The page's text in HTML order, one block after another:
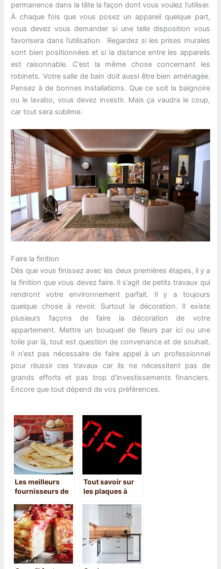
permanence dans la tête la façon dont vous voulez l’utiliser.
À chaque fois que vous posez un appareil quelque part,
vous devez vous demander si une telle disposition vous
favorisera dans l’utilisation. Regardez si les prises murales
sont bien positionnées et si la distance entre les appareils
est raisonnable. C’est la même chose concernant les
robinets. Votre salle de bain doit aussi être bien aménagée.
Pensez à de bonnes installations. Que ce soit la baignoire
ou le lavabo, vous devez investir. Mais ça vaudra le coup,
car tout sera sublime.
Faire la finition
Dès que vous finissez avec les deux premières étapes, il y a
la finition que vous devez faire. Il s’agit de petits travaux qui
rendront votre environnement parfait. Il y a toujours
quelque chose à revoir. Surtout la décoration. Il existe
plusieurs façons de faire la décoration de votre
appartement. Mettre un bouquet de fleurs par ici ou une
toile par là, tout est question de convenance et de souhait.
Il n’est pas nécessaire de faire appel à un professionnel
pour réussir ces travaux car ils ne nécessitent pas de
grands efforts et pas trop d’investissements financiers.
Encore que tout dépend de vos préférences.
Les meilleurs
fournisseurs de
France
Tout savoir sur
les plaques à